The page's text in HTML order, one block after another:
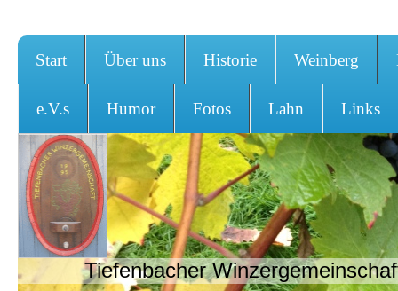
Start Über uns Historie Weinberg
e.V.s Humor Fotos Lahn Links
Tiefenbacher